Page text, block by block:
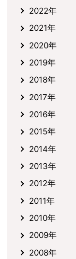
2022年
2021年
2020年
2019年
2018年
2017年
2016年
2015年
2014年
2013年
2012年
2011年
2010年
2009年
2008年